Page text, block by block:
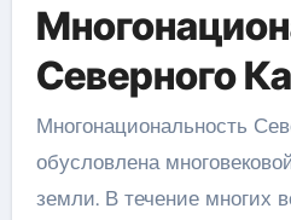
Северного
Многонациональность
обусловлена
земли. В течение многих